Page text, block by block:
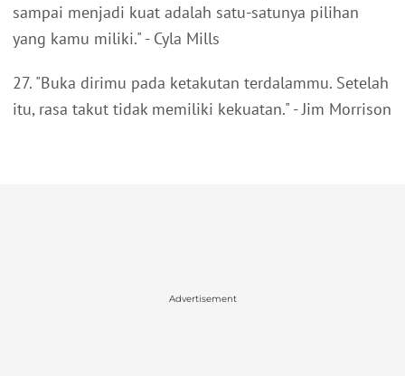
sampai menjadi kuat adalah satu-satunya pilihan
yang kamu miliki." - Cyla Mills
27. "Buka dirimu pada ketakutan terdalammu. Setelah
itu, rasa takut tidak memiliki kekuatan." - Jim Morrison
Advertisement